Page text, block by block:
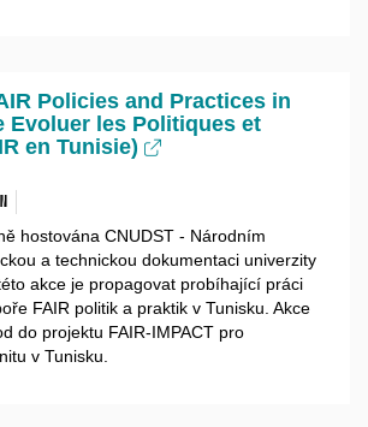
Policies and Practices in
Evoluer les Politiques et
en Tunisie)
hostována CNUDST - Národním
a technickou dokumentaci univerzity
akce je propagovat probíhající práci
FAIR politik a praktik v Tunisku. Akce
do projektu FAIR-IMPACT pro
v Tunisku.